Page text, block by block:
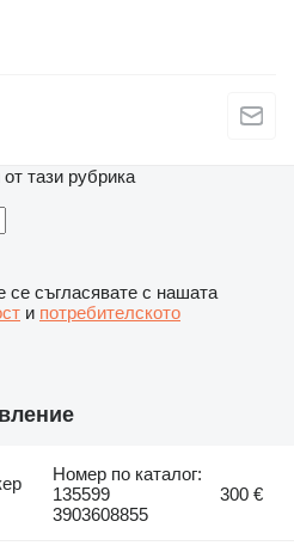
тази рубрика
се съгласявате с нашата
и потребителското
Номер по каталог:
135599
3903608855
300 €